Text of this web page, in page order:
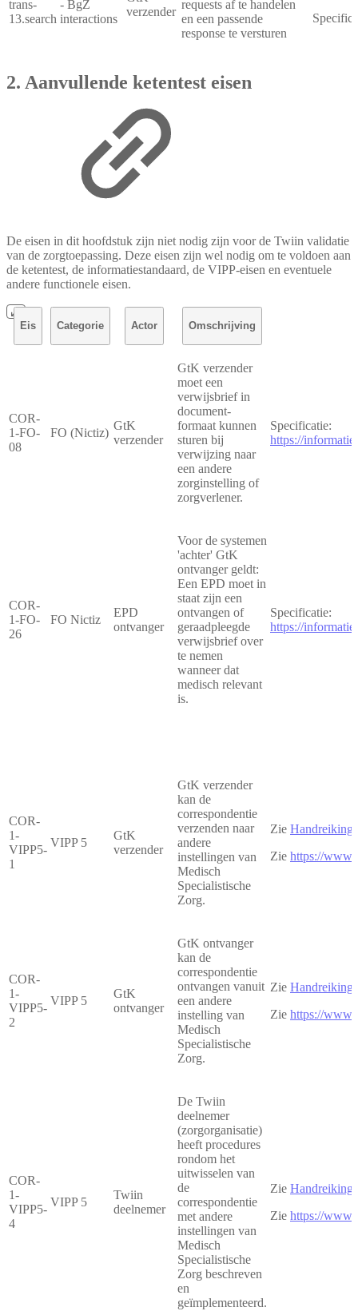
trans-
13.search
- BgZ
interactions
verzender
requests af te handelen
en een passende
response te versturen
2. Aanvullende ketentest eisen
De eisen in dit hoofdstuk zijn niet nodig zijn voor de Twiin validatie
van de zorgtoepassing. Deze eisen zijn wel nodig om te voldoen aan
de ketentest, de informatiestandaard, de VIPP-eisen en eventuele
andere functionele eisen.
Eis Categorie Actor Omschrijving
COR-
1-FO-
08
FO (Nictiz)
GtK
verzender
GtK verzender
moet een
verwijsbrief in
document-
formaat kunnen
sturen bij
verwijzing naar
een andere
zorginstelling of
zorgverlener.
Specificatie:
https://
COR-
1-FO-
26
FO Nictiz
EPD
ontvanger
Voor de systemen
'achter' GtK
ontvanger geldt:
Een EPD moet in
staat zijn een
ontvangen of
geraadpleegde
verwijsbrief over
te nemen
wanneer dat
medisch relevant
is.
Specificatie:
https://
COR-
1-
VIPP5-
1
VIPP 5
GtK
verzender
GtK verzender
kan de
correspondentie
verzenden naar
andere
instellingen van
Medisch
Specialistische
Zorg.
Zie Handreiking
Zie https://
COR-
1-
VIPP5-
2
VIPP 5
GtK
ontvanger
GtK ontvanger
kan de
correspondentie
ontvangen vanuit
een andere
instelling van
Medisch
Specialistische
Zorg.
Zie Handreiking
Zie https://
COR-
1-
VIPP5-
4
VIPP 5
Twiin
deelnemer
De Twiin
deelnemer
(zorgorganisatie)
heeft procedures
rondom het
uitwisselen van
de
correspondentie
met andere
instellingen van
Medisch
Specialistische
Zorg beschreven
en
geïmplementeerd.
Zie Handreiking
Zie https://